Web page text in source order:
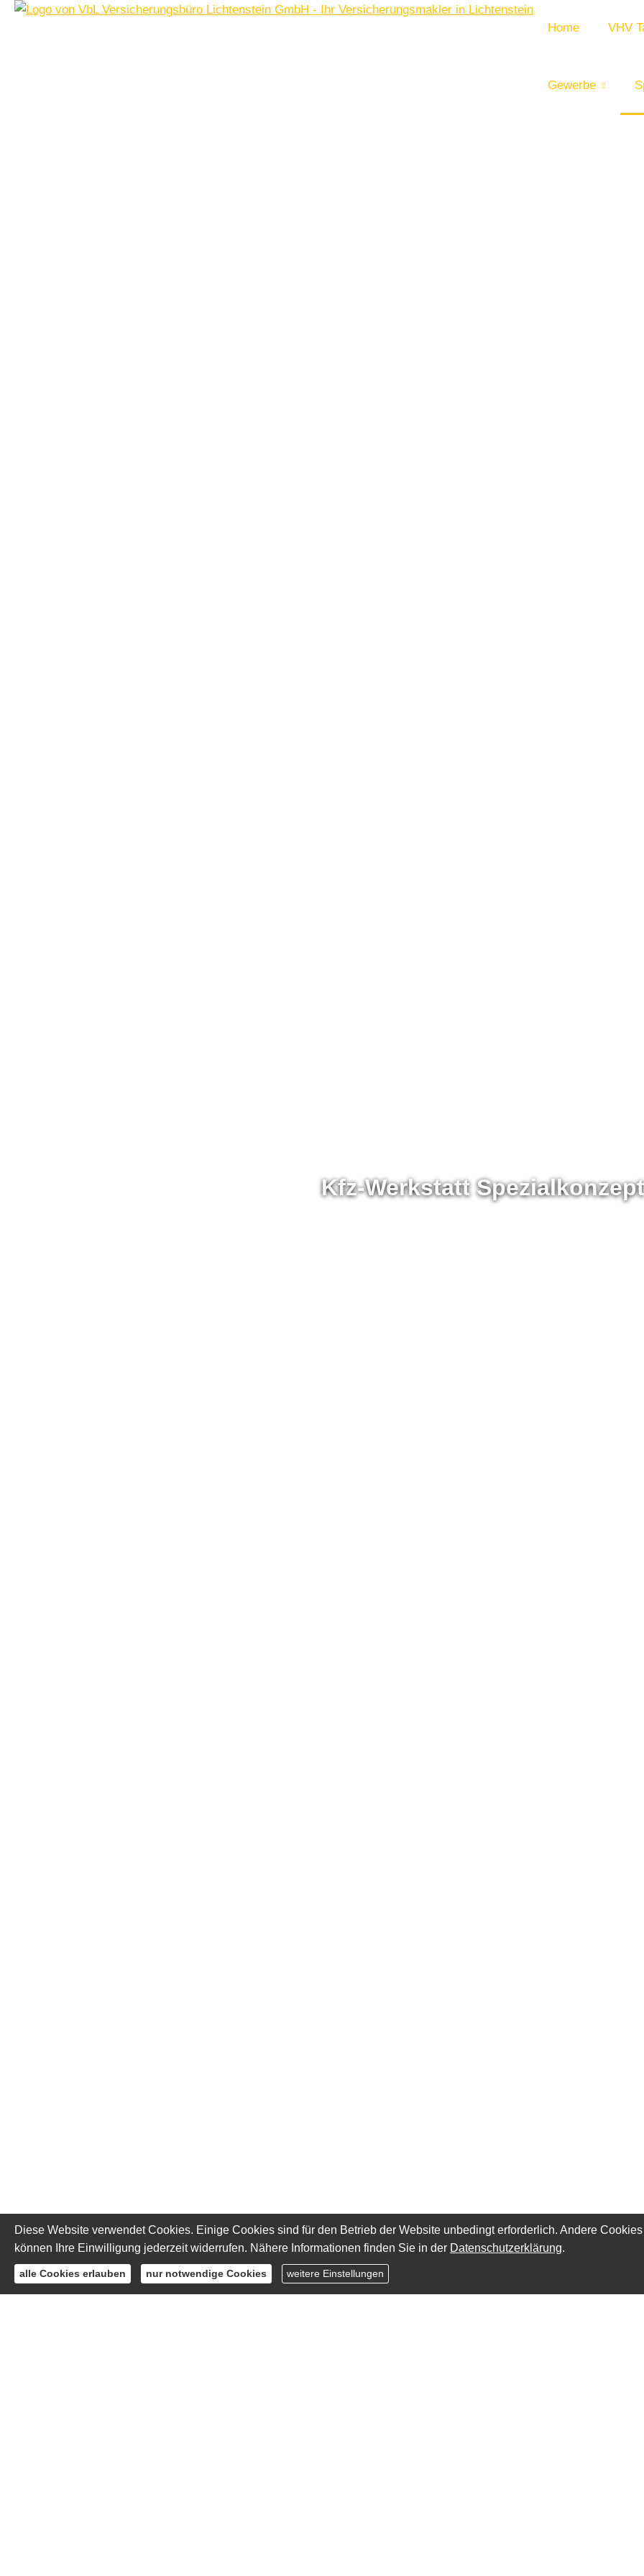
Home VHV
Gewerbe
Kfz-Werkstatt Spezialkonzept
Diese Website verwendet Cookies. Einige Cookies sind für den Betrieb der Website unbedingt erforderlich. Andere
können Ihre Einwilligung jederzeit widerrufen. Nähere Informationen finden Sie in der Datenschutzerklärung.
alle Cookies erlauben nur notwendige Cookies weitere Einstellungen